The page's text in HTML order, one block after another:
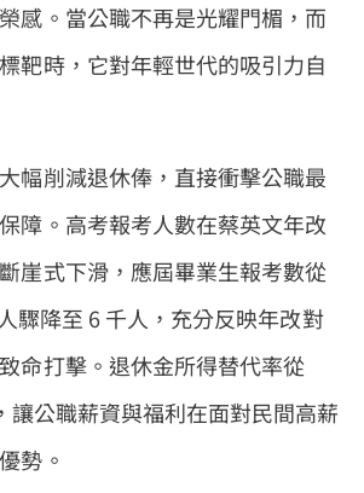
感。當公職不再是光耀門楣，而
靶時，它對年輕世代的吸引力自
幅削減退休俸，直接衝擊公職最
障。高考報考人數在蔡英文年改
崖式下滑，應屆畢業生報考數從
驟降至 6 千人，充分反映年改對
命打擊。退休金所得替代率從
讓公職薪資與福利在面對民間高薪
勢。